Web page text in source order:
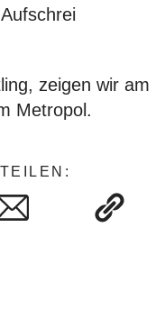
zeigen wir am
Metropol.